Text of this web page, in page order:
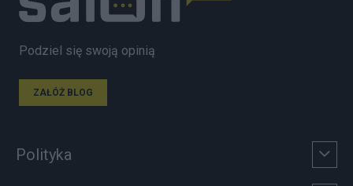
Podziel się swoją opinią
ZAŁÓŻ BLOG
Polityka